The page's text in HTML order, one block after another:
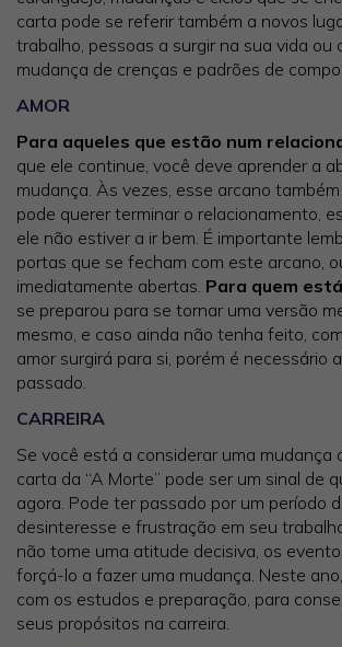
carta pode se referir também a novos
trabalho, pessoas a surgir na sua vida ou
mudança de crenças e padrões de
AMOR
Para aqueles que estão num
que ele continue, você deve aprender a
mudança. Às vezes, esse arcano
pode querer terminar o relacionamento,
ele não estiver a ir bem. É importante
portas que se fecham com este arcano,
imediatamente abertas. Para quem
se preparou para se tornar uma versão
mesmo, e caso ainda não tenha feito,
amor surgirá para si, porém é necessário
passado.
CARREIRA
Se você está a considerar uma mudança
carta da “A Morte” pode ser um sinal de
agora. Pode ter passado por um período
desinteresse e frustração em seu
não tome uma atitude decisiva, os
forçá-lo a fazer uma mudança. Neste
com os estudos e preparação, para
seus propósitos na carreira.